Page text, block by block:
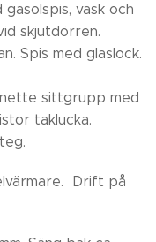
vask och
skjutdörren.
Spis med glaslock.
sittgrupp med
taklucka.
Drift på